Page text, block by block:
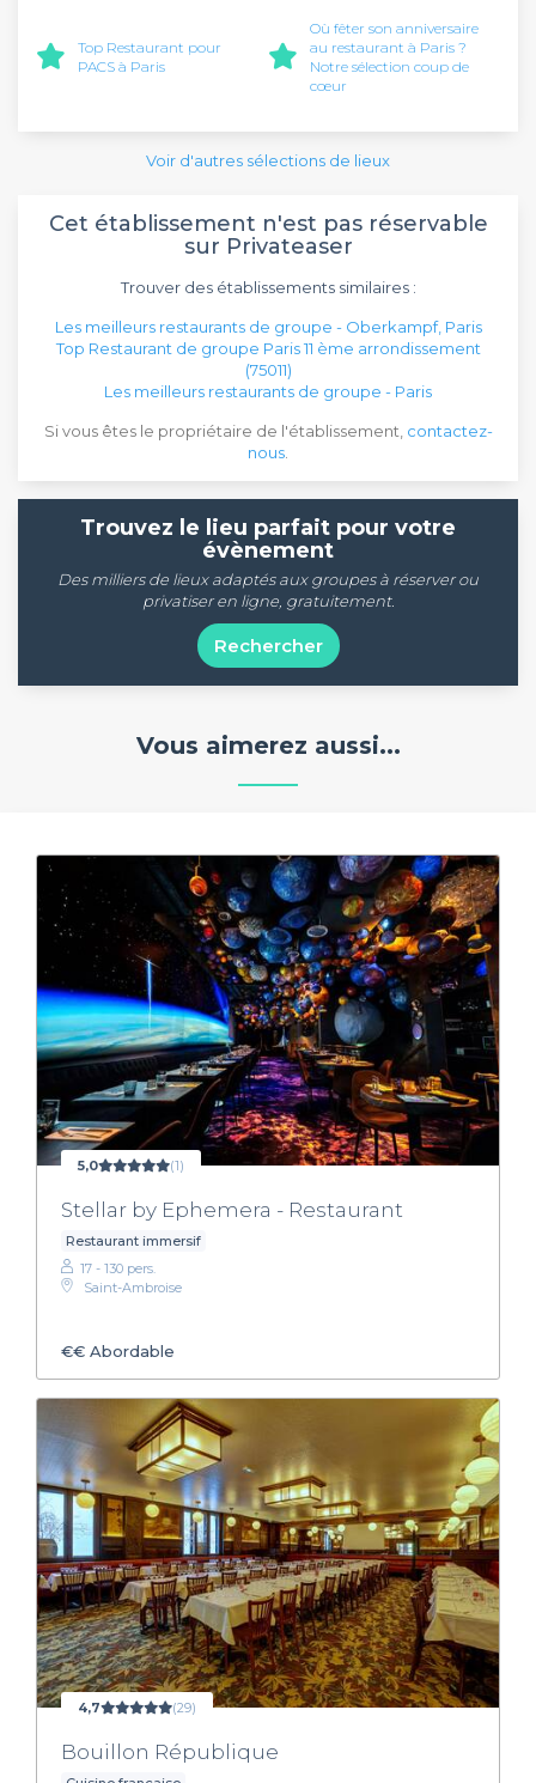
Top Restaurant pour
PACS à Paris
Où fêter son anniversaire
au restaurant à Paris ?
Notre sélection coup de
cœur
Voir d'autres sélections de lieux
Cet établissement n'est pas réservable
sur Privateaser
Trouver des établissements similaires :
Les meilleurs restaurants de groupe - Oberkampf, Paris
Top Restaurant de groupe Paris 11 ème arrondissement
(75011)
Les meilleurs restaurants de groupe - Paris
Si vous êtes le propriétaire de l'établissement, contactez-
nous
Trouvez le lieu parfait pour votre
évènement
Des milliers de lieux adaptés aux groupes à réserver ou
privatiser en ligne, gratuitement.
Rechercher
Vous aimerez aussi...
5,0 (1)
Stellar by Ephemera - Restaurant
Restaurant immersif
17 - 130 pers.
Saint-Ambroise
€€ Abordable
4,7 (29)
Bouillon République